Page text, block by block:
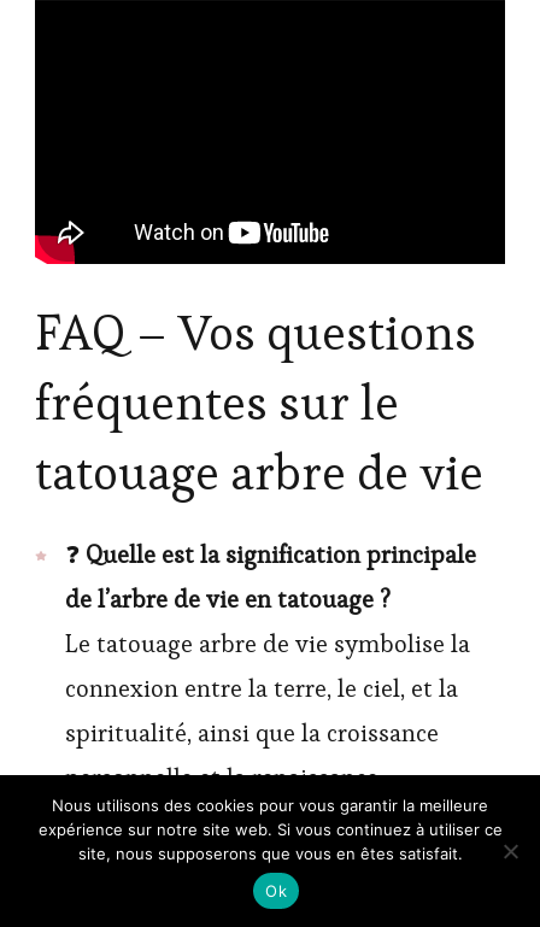
FAQ – Vos questions
fréquentes sur le
tatouage arbre de vie
❓ Quelle est la signification principale
de l’arbre de vie en tatouage ?
Le tatouage arbre de vie symbolise la
connexion entre la terre, le ciel, et la
spiritualité, ainsi que la croissance
personnelle et la renaissance.
❓Quels styles de tatouage arbre de vie
sont les plus populaires ?
Nous utilisons des cookies pour vous garantir la meilleure
expérience sur notre site web. Si vous continuez à utiliser ce
site, nous supposerons que vous en êtes satisfait.
Ok